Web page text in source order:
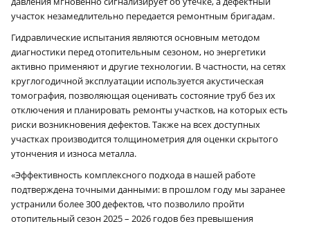
участок незамедлительно передается ремонтным бригадам.
Гидравлические испытания являются основным методом
диагностики перед отопительным сезоном, но энергетики
активно применяют и другие технологии. В частности, на сетях
круглогодичной эксплуатации используется акустическая
томография, позволяющая оценивать состояние труб без их
отключения и планировать ремонты участков, на которых есть
риски возникновения дефектов. Также на всех доступных
участках производится толщинометрия для оценки скрытого
утончения и износа металла.
«Эффективность комплексного подхода в нашей работе
подтверждена точными данными: в прошлом году мы заранее
устранили более 300 дефектов, что позволило пройти
отопительный сезон 2025 – 2026 годов без превышения